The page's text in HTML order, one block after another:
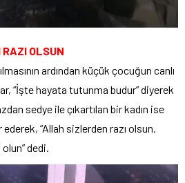
OLSUN
ardından küçük çocuğun canlı
“İşte hayata tutunma budur” diyerek
sedye ile çıkartılan bir kadın ise
“Allah sizlerden razı olsun.
dedi.